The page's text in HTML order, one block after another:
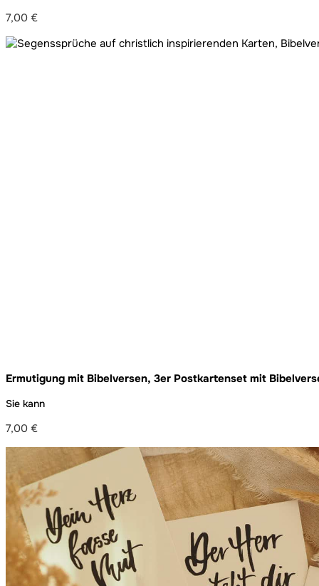
7,00 €
Ermutigung mit Bibelversen, 3er Postkartenset mit
Sie kann
7,00 €